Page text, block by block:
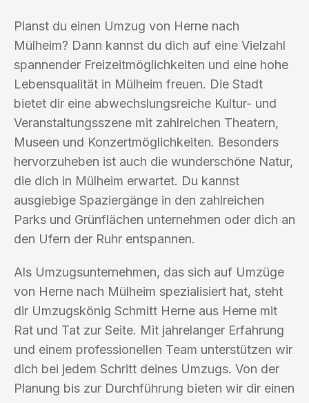
Planst du einen Umzug von Herne nach
Mülheim? Dann kannst du dich auf eine Vielzahl
spannender Freizeitmöglichkeiten und eine hohe
Lebensqualität in Mülheim freuen. Die Stadt
bietet dir eine abwechslungsreiche Kultur- und
Veranstaltungsszene mit zahlreichen Theatern,
Museen und Konzertmöglichkeiten. Besonders
hervorzuheben ist auch die wunderschöne Natur,
die dich in Mülheim erwartet. Du kannst
ausgiebige Spaziergänge in den zahlreichen
Parks und Grünflächen unternehmen oder dich an
den Ufern der Ruhr entspannen.
Als Umzugsunternehmen, das sich auf Umzüge
von Herne nach Mülheim spezialisiert hat, steht
dir Umzugskönig Schmitt Herne aus Herne mit
Rat und Tat zur Seite. Mit jahrelanger Erfahrung
und einem professionellen Team unterstützen wir
dich bei jedem Schritt deines Umzugs. Von der
Planung bis zur Durchführung bieten wir dir einen